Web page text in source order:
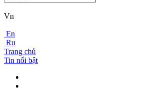
Vn
En
Ru
Trang chủ
Tin nổi bật